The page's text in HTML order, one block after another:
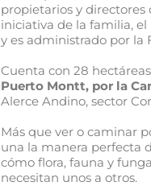
propietarios y directores
iniciativa de la familia,
y es administrado por la
Cuenta con 28
Puerto Montt, por la
Alerce Andino, sector
Más que ver o caminar
una la manera perfecta
cómo flora, fauna y
necesitan unos a otros.